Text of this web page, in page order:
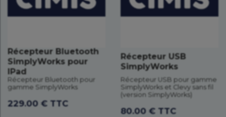
Récepteur Bluetooth
SimplyWorks pour
IPad
Récepteur Bluetooth pour
gamme SimplyWorks
229.00 € TTC
Récepteur USB
SimplyWorks
Récepteur USB pour gamme
SimplyWorks et Clevy sans fil
(version SimplyWorks)
80.00 € TTC